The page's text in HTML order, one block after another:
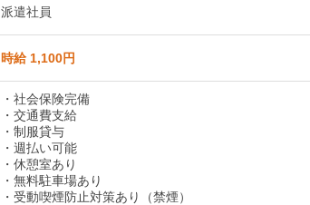
派遣社員
時給 1,100円
・社会保険完備
・交通費支給
・制服貸与
・週払い可能
・休憩室あり
・無料駐車場あり
・受動喫煙防止対策あり（禁煙）